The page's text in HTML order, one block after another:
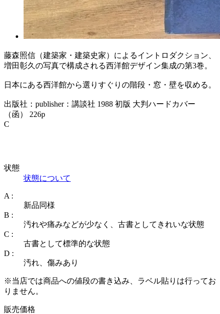
藤森照信（建築家・建築史家）によるイントロダクション、
増田彰久の写真で構成される西洋館デザイン集成の第3巻。
日本にある西洋館から選りすぐりの階段・窓・壁を収める。
出版社：publisher：講談社 1988 初版 大判ハードカバー
（函） 226p
C
状態
状態について
A :
新品同様
B :
汚れや痛みなどが少なく、古書としてきれいな状態
C :
古書として標準的な状態
D :
汚れ、傷みあり
※当店では商品への値段の書き込み、ラベル貼りは行ってお
りません。
販売価格